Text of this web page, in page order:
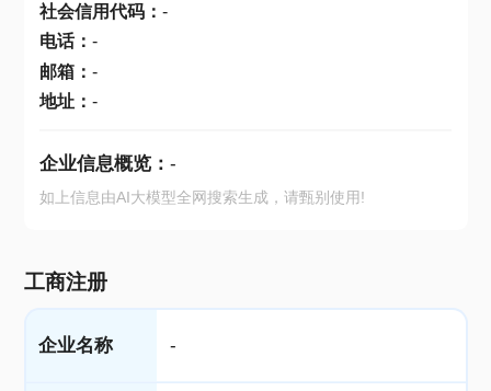
社会信用代码： -
电话： -
邮箱： -
地址： -
企业信息概览： -
如上信息由AI大模型全网搜索生成，请甄别使用!
工商注册
企业名称 -